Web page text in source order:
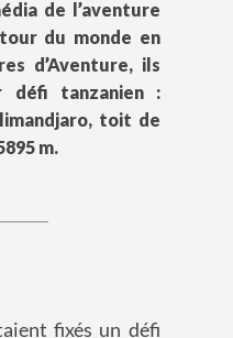
de l’aventure
du monde en
d’Aventure, ils
défi tanzanien :
toit de
m.
fixés un défi